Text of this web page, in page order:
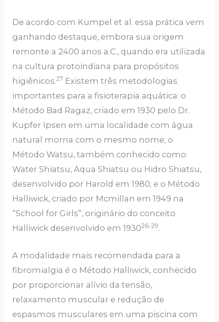
De acordo com Kümpel et al. essa prática vem
ganhando destaque, embora sua origem
remonte a 2400 anos a.C., quando era utilizada
na cultura protoindiana para propósitos
higiênicos.27 Existem três metodologias
importantes para a fisioterapia aquática: o
Método Bad Ragaz, criado em 1930 pelo Dr.
Kupfer Ipsen em uma localidade com água
natural morna com o mesmo nome; o
Método Watsu, também conhecido como
Water Shiatsu, Aqua Shiatsu ou Hidro Shiatsu,
desenvolvido por Harold em 1980; e o Método
Halliwick, criado por Mcmillan em 1949 na
“School for Girls”, originário do conceito
Halliwick desenvolvido em 193026-29.
A modalidade mais recomendada para a
fibromialgia é o Método Halliwick, conhecido
por proporcionar alívio da tensão,
relaxamento muscular e redução de
espasmos musculares em uma piscina com